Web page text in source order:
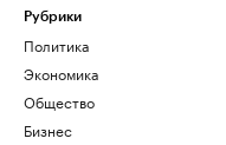
Рубрики
Политика
Экономика
Общество
Бизнес